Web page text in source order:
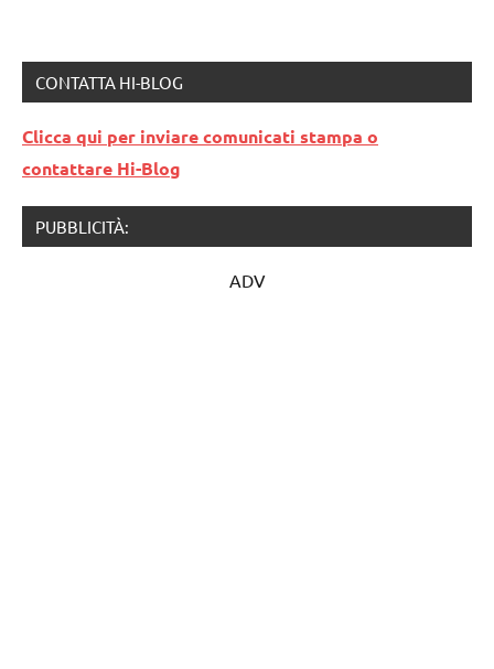
CONTATTA HI-BLOG
Clicca qui per inviare comunicati stampa o
contattare Hi-Blog
PUBBLICITÀ:
ADV